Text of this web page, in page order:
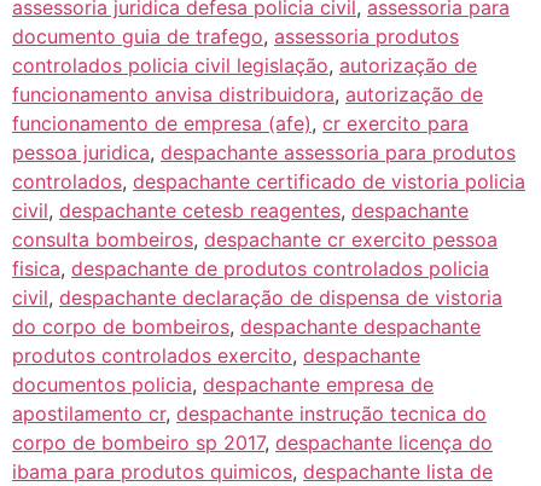
assessoria juridica defesa policia civil, assessoria para
documento guia de trafego, assessoria produtos
controlados policia civil legislação, autorização de
funcionamento anvisa distribuidora, autorização de
funcionamento de empresa (afe), cr exercito para
pessoa juridica, despachante assessoria para produtos
controlados, despachante certificado de vistoria policia
civil, despachante cetesb reagentes, despachante
consulta bombeiros, despachante cr exercito pessoa
fisica, despachante de produtos controlados policia
civil, despachante declaração de dispensa de vistoria
do corpo de bombeiros, despachante despachante
produtos controlados exercito, despachante
documentos policia, despachante empresa de
apostilamento cr, despachante instrução tecnica do
corpo de bombeiro sp 2017, despachante licença do
ibama para produtos quimicos, despachante lista de